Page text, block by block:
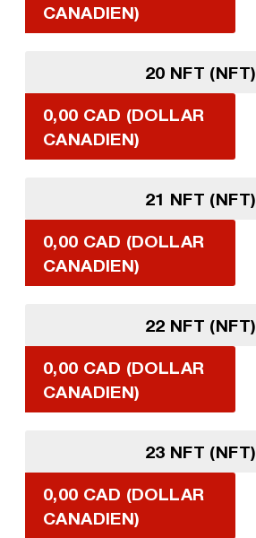
CANADIEN)
20 NFT (NFT)
0,00 CAD (DOLLAR
CANADIEN)
21 NFT (NFT)
0,00 CAD (DOLLAR
CANADIEN)
22 NFT (NFT)
0,00 CAD (DOLLAR
CANADIEN)
23 NFT (NFT)
0,00 CAD (DOLLAR
CANADIEN)